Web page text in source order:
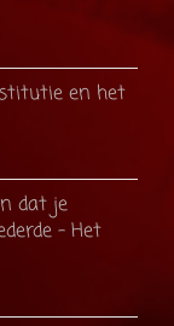
en het
dat je
- Het